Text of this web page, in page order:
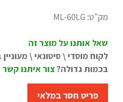
מק"ט: ML-60LG
שאל אותנו על מוצר זה
לקוח מוסדי \ סיטונאי \
בכמות גדולה?צור איתנו קשר
פריט חסר במלאי